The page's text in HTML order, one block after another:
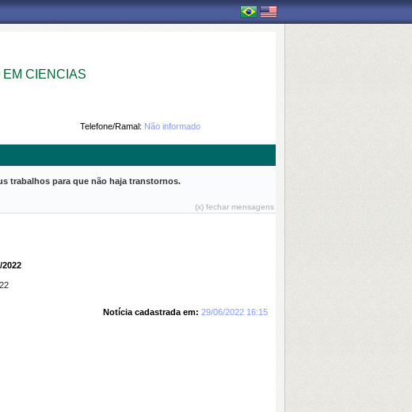
CIENCIAS
Telefone/Ramal: Não informado
trabalhos para que não haja transtornos.
(x) fechar mensagens
2022
Notícia cadastrada em: 29/06/2022 16:15